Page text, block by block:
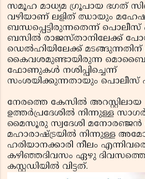
സമൂഹ മാധ്യമ ഗ്രൂപായ ഭഗത്
വഴിയാണ് ലളിത് ഝായും
ബന്ധപ്പെട്ടിരുന്നതെന്ന്
ബസില്‍ രാജസ്താനിലേക്ക്
ഡെല്‍ഹിയിലേക്ക് മടങ്ങുന്നതിന്
കൈവശമുണ്ടായിരുന്ന
ഫോണുകള്‍ നശിപ്പിച്ചെന്ന്
സംശയിക്കുന്നതായും
നേരത്തെ കേസില്‍ അറസ്റ്റിലായ
ഉത്തര്‍പ്രദേശില്‍ നിന്നുള്ള
മൈസൂരു സ്വദേശി മനോരഞ്ജന്‍
മഹാരാഷ്ട്രയില്‍ നിന്നുള്ള
ഹരിയാനക്കാരി നീലം
കഴിഞ്ഞദിവസം ഏഴു
കസ്റ്റഡിയില്‍ വിട്ടത്.